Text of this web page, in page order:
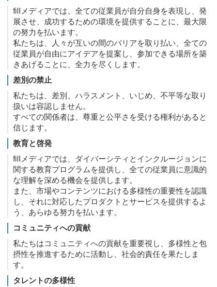
fillメディアでは、全ての従業員が自分自身を表現し、発
展させ、成功するための環境を提供することに、最大限
の努力を払います。
私たちは、人々が互いの間のバリアを取り払い、全ての
従業員が自由にアイデアを提案し、参加できる場所を築
きあげることに、全力を尽くします。
差別の禁止
私たちは、差別、ハラスメント、いじめ、不平等な取り
扱いは容認しません。
すべての関係者は、尊重と公平さを受ける権利があると
信じます。
教育と啓発
fillメディアでは、ダイバーシティとインクルージョンに
関する教育プログラムを提供し、全ての従業員に意識的
な理解を深める機会を提供します。
また、市場やコンテンツにおける多様性の重要性を認識
し、それに対応したプロダクトとサービスを提供するよ
う、あらゆる努力を払います。
コミュニティへの貢献
私たちはコミュニティへの貢献を重要視し、多様性と包
摂性を推進するために活動し、社会的責任を果たしま
す。
タレントの多様性